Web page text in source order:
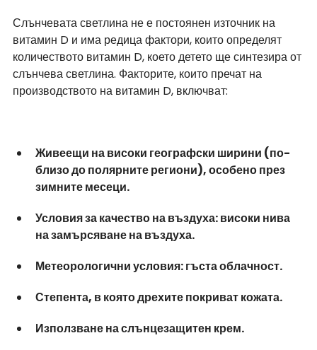
Слънчевата светлина не е постоянен източник на
витамин D и има редица фактори, които определят
количеството витамин D, което детето ще синтезира от
слънчева светлина. Факторите, които пречат на
производството на витамин D, включват:
Живеещи на високи географски ширини (по-
близо до полярните региони), особено през
зимните месеци.
Условия за качество на въздуха: високи нива
на замърсяване на въздуха.
Метеорологични условия: гъста облачност.
Степента, в която дрехите покриват кожата.
Използване на слънцезащитен крем.